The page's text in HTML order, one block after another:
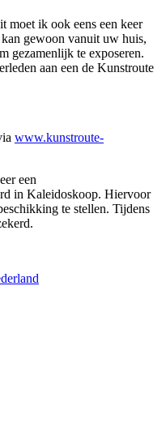
moet ik ook eens een keer
gewoon vanuit uw huis,
gezamenlijk te exposeren.
aan een de Kunstroute
www.kunstroute-
een
in Kaleidoskoop. Hiervoor
te stellen. Tijdens